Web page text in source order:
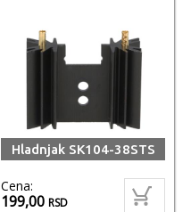
Hladnjak SK104-38STS
Cena:
199,00RSD